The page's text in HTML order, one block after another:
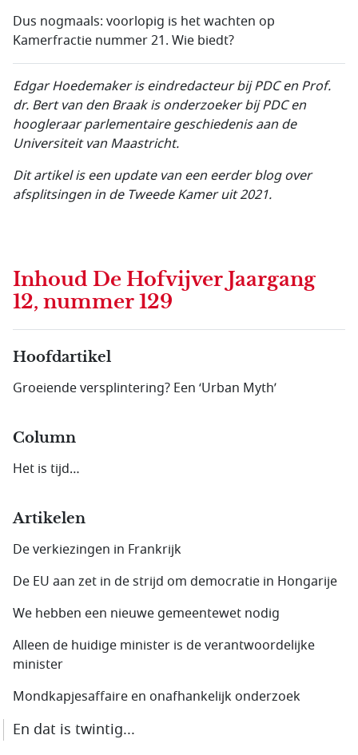
Dus nogmaals: voorlopig is het wachten op
Kamerfractie nummer 21. Wie biedt?
Edgar Hoedemaker is eindredacteur bij PDC en Prof.
dr. Bert van den Braak is onderzoeker bij PDC en
hoogleraar parlementaire geschiedenis aan de
Universiteit van Maastricht.
Dit artikel is een update van een eerder blog over
afsplitsingen in de Tweede Kamer uit 2021.
Inhoud De Hofvijver Jaargang
12, nummer 129
Hoofdartikel
Groeiende versplintering? Een ‘Urban Myth’
Column
Het is tijd…
Artikelen
De verkiezingen in Frankrijk
De EU aan zet in de strijd om democratie in Hongarije
We hebben een nieuwe gemeentewet nodig
Alleen de huidige minister is de verantwoordelijke
minister
Mondkapjesaffaire en onafhankelijk onderzoek
En dat is twintig...